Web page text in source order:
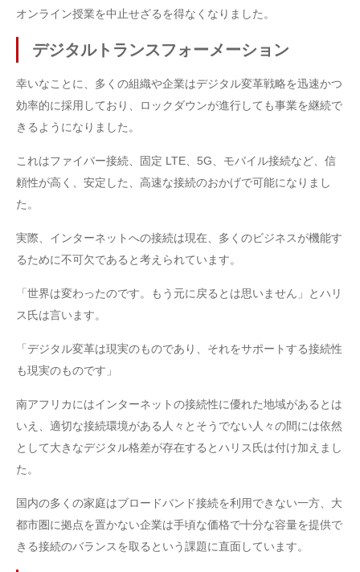
オンライン授業を中止せざるを得なくなりました。
デジタルトランスフォーメーション
幸いなことに、多くの組織や企業はデジタル変革戦略を迅速かつ
効率的に採用しており、ロックダウンが進行しても事業を継続で
きるようになりました。
これはファイバー接続、固定 LTE、5G、モバイル接続など、信
頼性が高く、安定した、高速な接続のおかげで可能になりまし
た。
実際、インターネットへの接続は現在、多くのビジネスが機能す
るために不可欠であると考えられています。
「世界は変わったのです。もう元に戻るとは思いません」とハリ
ス氏は言います。
「デジタル変革は現実のものであり、それをサポートする接続性
も現実のものです」
南アフリカにはインターネットの接続性に優れた地域があるとは
いえ、適切な接続環境がある人々とそうでない人々の間には依然
として大きなデジタル格差が存在するとハリス氏は付け加えまし
た。
国内の多くの家庭はブロードバンド接続を利用できない一方、大
都市圏に拠点を置かない企業は手頃な価格で十分な容量を提供で
きる接続のバランスを取るという課題に直面しています。